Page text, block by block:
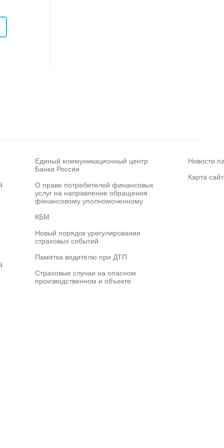
Единый коммуникационный центр
Банка России
О праве потребителей финансовых
услуг на направление обращения
финансовому уполномоченному
КБМ
Новый порядок урегулирования
страховых событий
Памятка водителю при ДТП
Страховые случаи на опасном
производственном и объекте
Новости
Карта